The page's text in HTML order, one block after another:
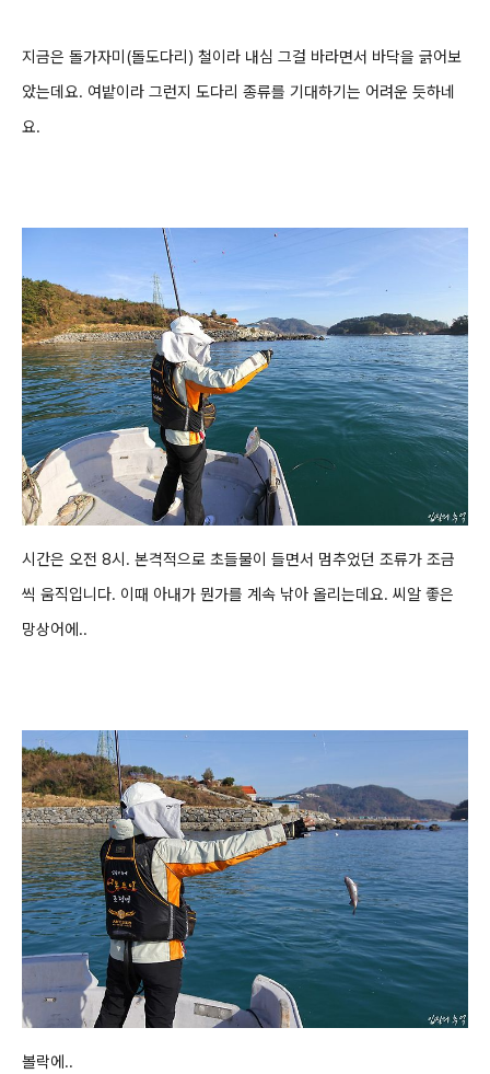
지금은 돌가자미(돌도다리) 철이라 내심 그걸 바라면서 바닥을 긁어보
았는데요. 여밭이라 그런지 도다리 종류를 기대하기는 어려운 듯하네
요.
시간은 오전 8시. 본격적으로 초들물이 들면서 멈추었던 조류가 조금
씩 움직입니다. 이때 아내가 뭔가를 계속 낚아 올리는데요. 씨알 좋은
망상어에..
볼락에..